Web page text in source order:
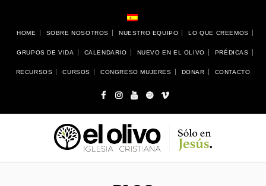
HOME SOBRE NOSOTROS NUESTRO EQUIPO LO QUE CREEMOS
GRUPOS DE VIDA CALENDARIO NUEVO EN EL OLIVO PRÉDICAS
RECURSOS CURSOS CONGRESO MUJERES DONAR CONTACTO